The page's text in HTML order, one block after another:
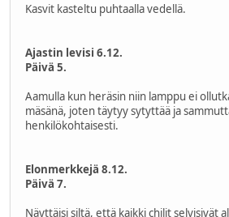
Kasvit kasteltu puhtaalla vedellä.
Ajastin levisi 6.12.
Päivä 5.
Aamulla kun heräsin niin lamppu ei
mäsänä, joten täytyy sytyttää ja
henkilökohtaisesti.
Elonmerkkejä 8.12.
Päivä 7.
Näyttäisi siltä, että kaikki chilit selvisivät